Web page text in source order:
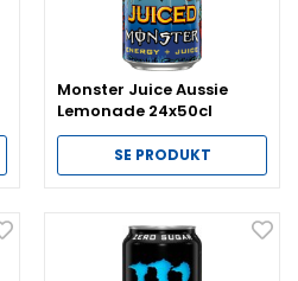
Monster Juice Aussie
Lemonade 24x50cl
SE PRODUKT